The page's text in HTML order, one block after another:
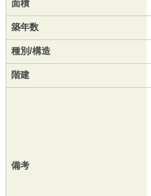
面積
築年数
種別/構造
階建
備考